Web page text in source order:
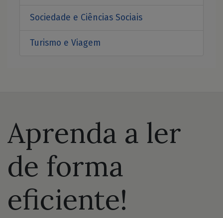
Sociedade e Ciências Sociais
Turismo e Viagem
Aprenda a ler
de forma
eficiente!